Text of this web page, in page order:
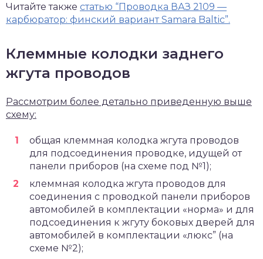
Читайте также статью “Проводка ВАЗ 2109 —
карбюратор: финский вариант Samara Baltic”.
Клеммные колодки заднего
жгута проводов
Рассмотрим более детально приведенную выше
схему:
общая клеммная колодка жгута проводов
для подсоединения проводке, идущей от
панели приборов (на схеме под №1);
клеммная колодка жгута проводов для
соединения с проводкой панели приборов
автомобилей в комплектации «норма» и для
подсоединения к жгуту боковых дверей для
автомобилей в комплектации «люкс” (на
схеме №2);